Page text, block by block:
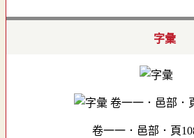
字彙
卷一一．邑部．頁